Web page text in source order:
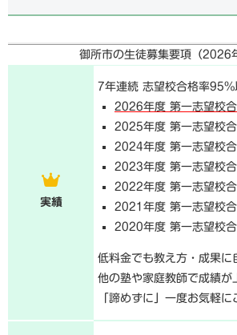
御所市の生徒募集要項（2026
実績
7年連続 志望校合格率95%
2026年度 第一志望校
2025年度 第一志望校
2024年度 第一志望校
2023年度 第一志望校
2022年度 第一志望校
2021年度 第一志望校
2020年度 第一志望校
低料金でも教え方・成果に
他の塾や家庭教師で成績が
「諦めずに」一度お気軽に